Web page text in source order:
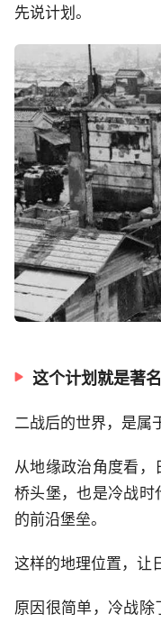
先说计划。
这个计划就是著
二战后的世界，是属
从地缘政治角度看
桥头堡，也是冷战时
的前沿堡垒。
这样的地理位置，让
原因很简单，冷战